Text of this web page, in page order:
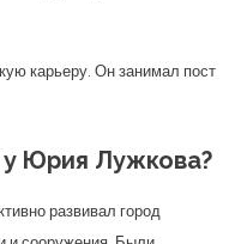
карьеру. Он занимал пост
Юрия Лужкова?
развивал город